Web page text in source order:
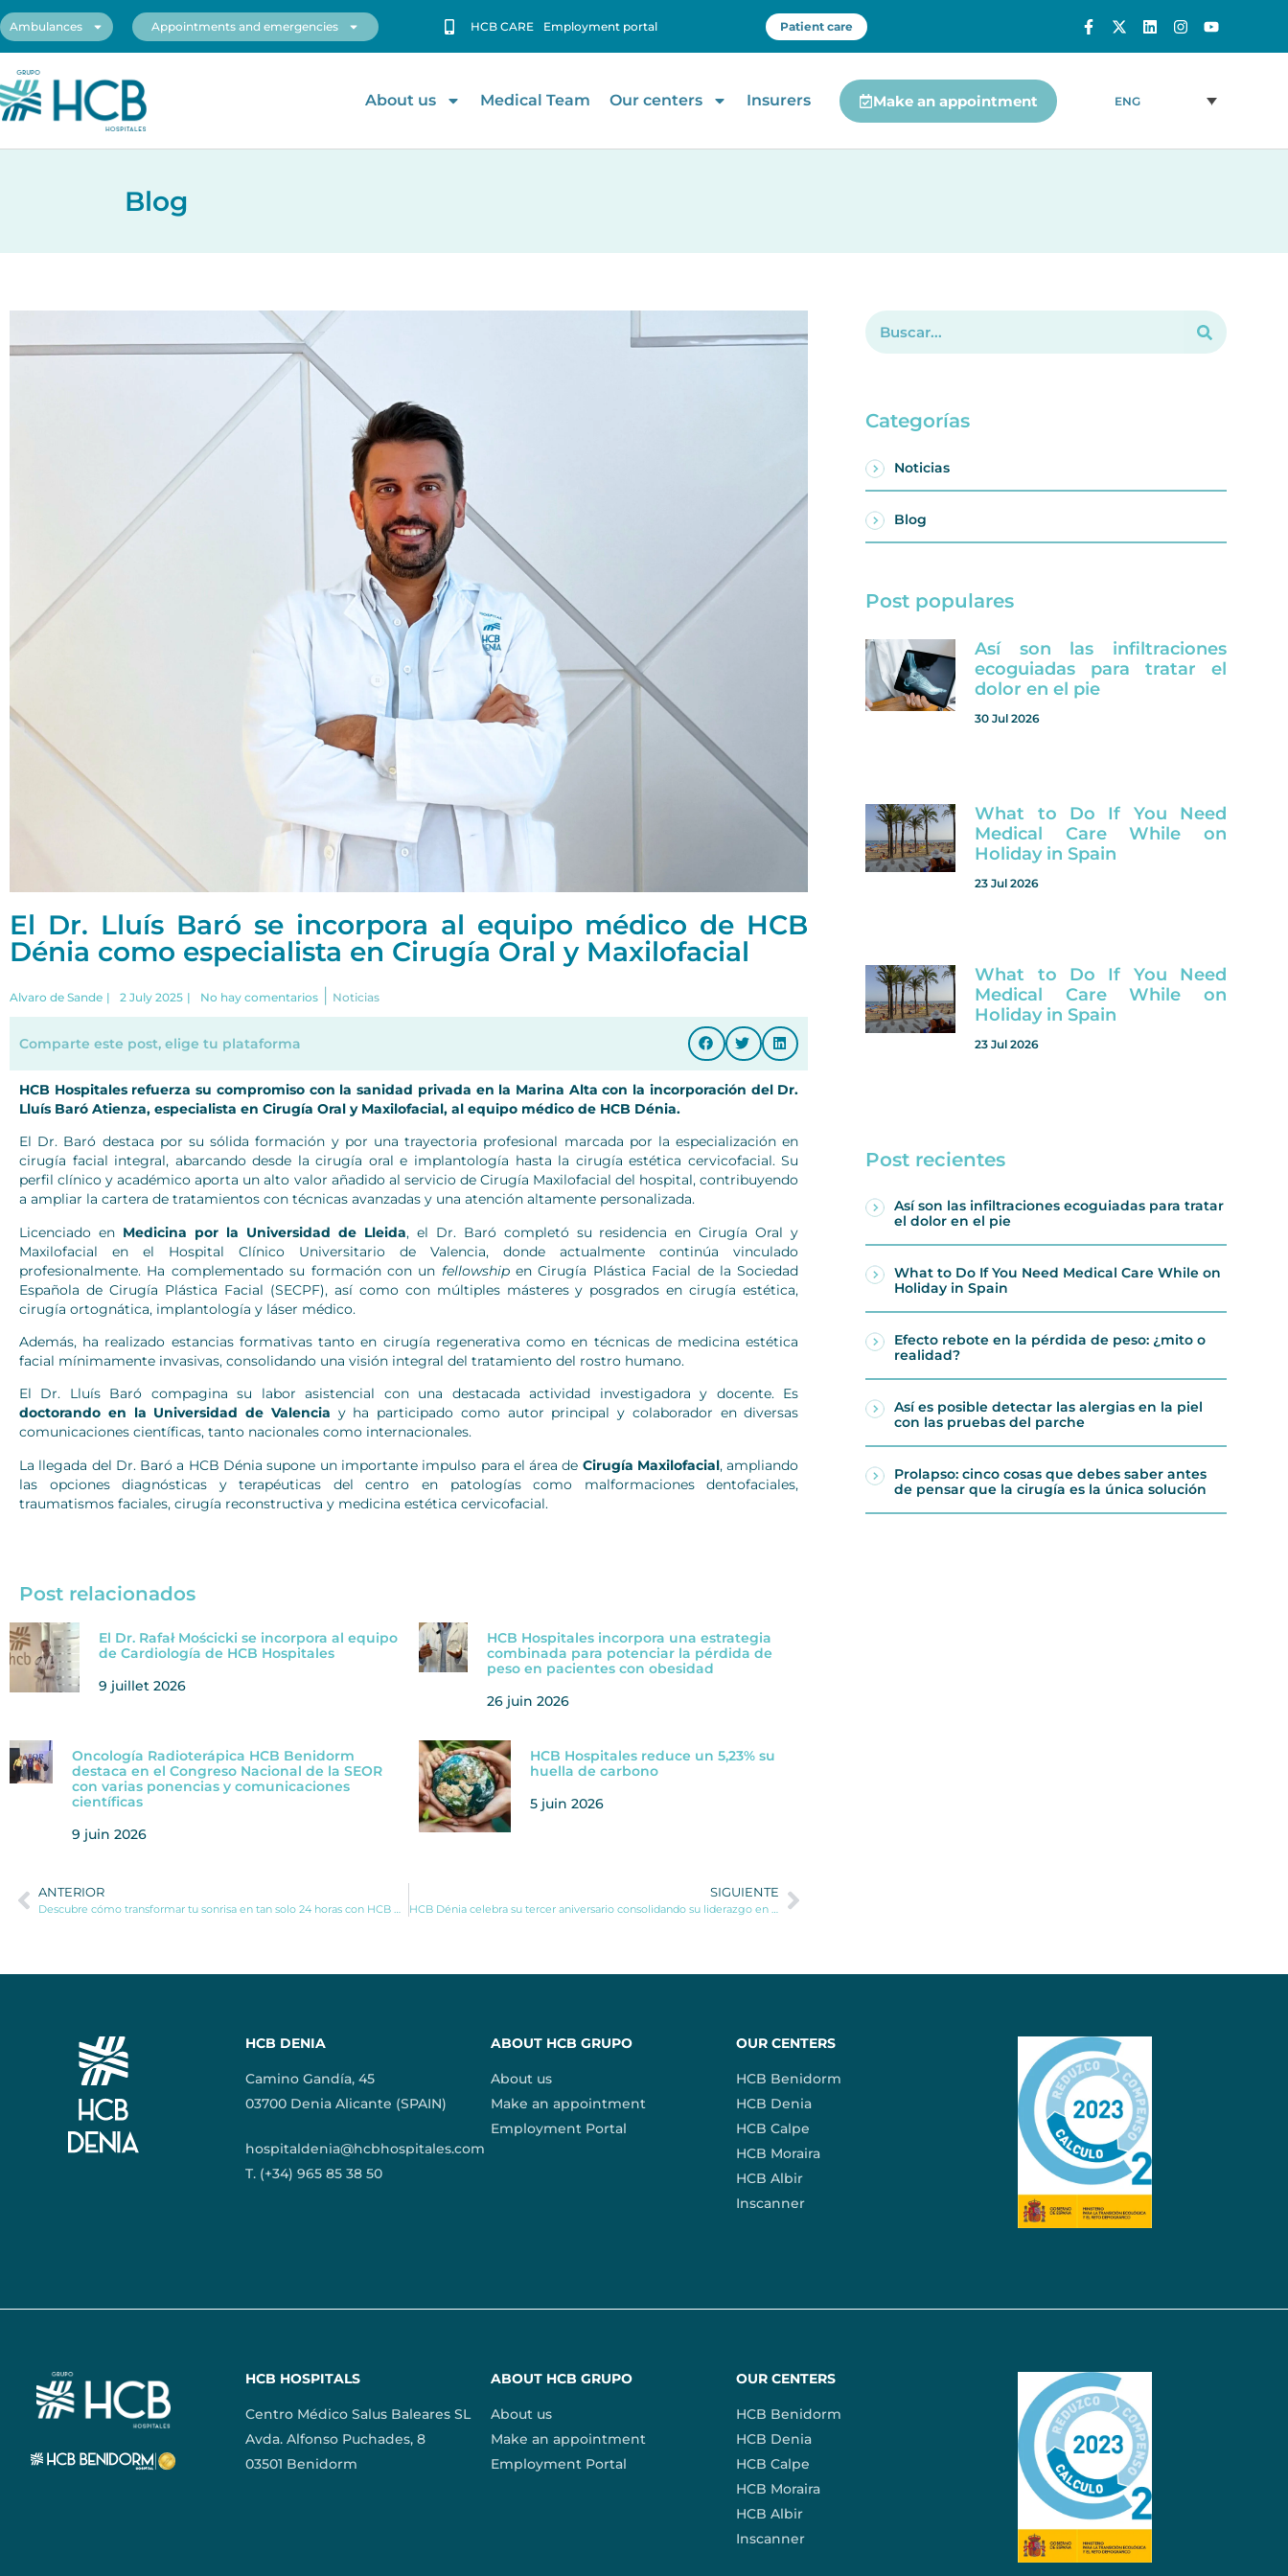
Ambulances Appointments and emergencies HCB CARE Employment portal Patient care
About us Medical Team Our centers Insurers Make an appointment ENG
Blog
El Dr. Lluís Baró se incorpora al equipo médico de HCB
Dénia como especialista en Cirugía Oral y Maxilofacial
Alvaro de Sande | 2 July 2025 | No hay comentarios Noticias
Comparte este post, elige tu plataforma
HCB Hospitales refuerza su compromiso con la sanidad privada en la Marina Alta con la incorporación del Dr.
Lluís Baró Atienza, especialista en Cirugía Oral y Maxilofacial, al equipo médico de HCB Dénia.
El Dr. Baró destaca por su sólida formación y por una trayectoria profesional marcada por la especialización en
cirugía facial integral, abarcando desde la cirugía oral e implantología hasta la cirugía estética cervicofacial. Su
perfil clínico y académico aporta un alto valor añadido al servicio de Cirugía Maxilofacial del hospital, contribuyendo
a ampliar la cartera de tratamientos con técnicas avanzadas y una atención altamente personalizada.
Licenciado en Medicina por la Universidad de Lleida, el Dr. Baró completó su residencia en Cirugía Oral y
Maxilofacial en el Hospital Clínico Universitario de Valencia, donde actualmente continúa vinculado
profesionalmente. Ha complementado su formación con un fellowshipen Cirugía Plástica Facial de la Sociedad
Española de Cirugía Plástica Facial (SECPF), así como con múltiples másteres y posgrados en cirugía estética,
cirugía ortognática, implantología y láser médico.
Además, ha realizado estancias formativas tanto en cirugía regenerativa como en técnicas de medicina estética
facial mínimamente invasivas, consolidando una visión integral del tratamiento del rostro humano.
El Dr. Lluís Baró compagina su labor asistencial con una destacada actividad investigadora y docente. Es
doctorando en la Universidad de Valencia y ha participado como autor principal y colaborador en diversas
comunicaciones científicas, tanto nacionales como internacionales.
La llegada del Dr. Baró a HCB Dénia supone un importante impulso para el área de Cirugía Maxilofacial, ampliando
las opciones diagnósticas y terapéuticas del centro en patologías como malformaciones dentofaciales,
traumatismos faciales, cirugía reconstructiva y medicina estética cervicofacial.
Post relacionados
El Dr. Rafał Mościcki se incorpora al equipo
de Cardiología de HCB Hospitales
9 juillet 2026
HCB Hospitales incorpora una estrategia
combinada para potenciar la pérdida de
peso en pacientes con obesidad
26 juin 2026
Oncología Radioterápica HCB Benidorm
destaca en el Congreso Nacional de la SEOR
con varias ponencias y comunicaciones
científicas
9 juin 2026
HCB Hospitales reduce un 5,23% su
huella de carbono
5 juin 2026
ANTERIOR
Descubre cómo transformar tu sonrisa en tan solo 24 horas con HCB Dental
SIGUIENTE
HCB Dénia celebra su tercer aniversario consolidando su liderazgo en la Marina Alta
Categorías
Noticias
Blog
Post populares
Así son las infiltraciones
ecoguiadas para tratar el
dolor en el pie
30 Jul 2026
What to Do If You Need
Medical Care While on
Holiday in Spain
23 Jul 2026
What to Do If You Need
Medical Care While on
Holiday in Spain
23 Jul 2026
Post recientes
Así son las infiltraciones ecoguiadas para tratar
el dolor en el pie
What to Do If You Need Medical Care While on
Holiday in Spain
Efecto rebote en la pérdida de peso: ¿mito o
realidad?
Así es posible detectar las alergias en la piel
con las pruebas del parche
Prolapso: cinco cosas que debes saber antes
de pensar que la cirugía es la única solución
HCB DENIA
Camino Gandía, 45
03700 Denia Alicante (SPAIN)
hospitaldenia@hcbhospitales.com
T. (+34) 965 85 38 50
ABOUT HCB GRUPO
About us
Make an appointment
Employment Portal
OUR CENTERS
HCB Benidorm
HCB Denia
HCB Calpe
HCB Moraira
HCB Albir
Inscanner
HCB HOSPITALS
Centro Médico Salus Baleares SL
Avda. Alfonso Puchades, 8
03501 Benidorm
ABOUT HCB GRUPO
About us
Make an appointment
Employment Portal
OUR CENTERS
HCB Benidorm
HCB Denia
HCB Calpe
HCB Moraira
HCB Albir
Inscanner